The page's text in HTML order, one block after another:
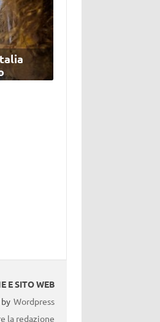
E SITO WEB
Wordpress
la redazione